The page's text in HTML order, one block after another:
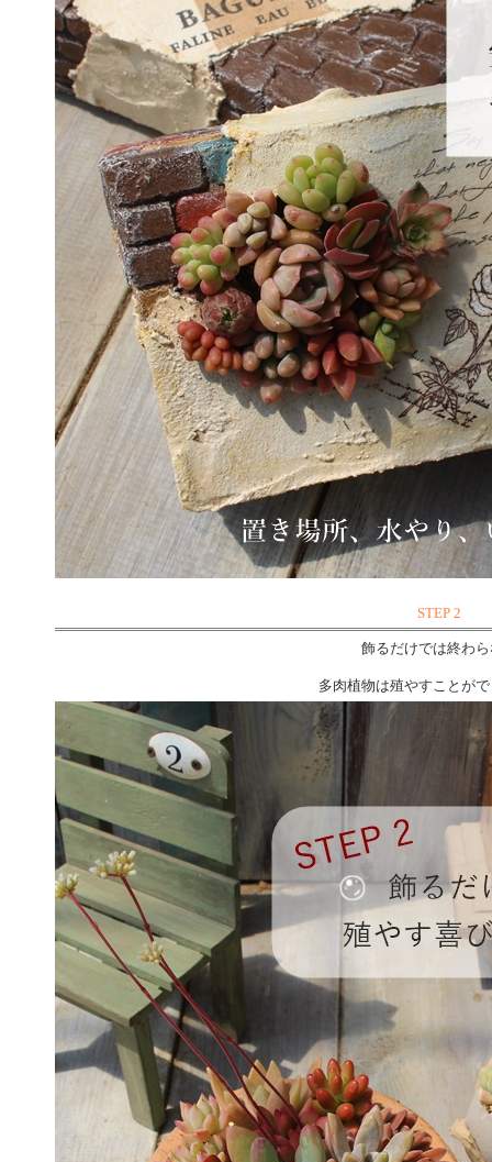
STEP 2
飾るだけでは終わ
多肉植物は殖やすことが